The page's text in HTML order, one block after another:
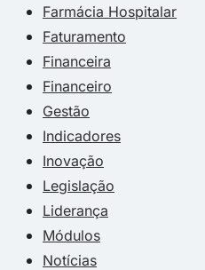
Farmácia Hospitalar
Faturamento
Financeira
Financeiro
Gestão
Indicadores
Inovação
Legislação
Liderança
Módulos
Notícias